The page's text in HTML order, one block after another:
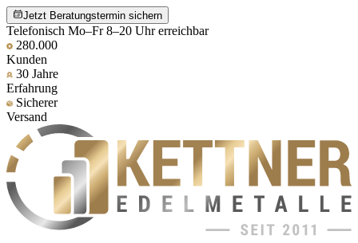
Jetzt Beratungstermin sichern
Telefonisch Mo–Fr 8–20 Uhr erreichbar
280.000
Kunden
30 Jahre
Erfahrung
Sicherer
Versand